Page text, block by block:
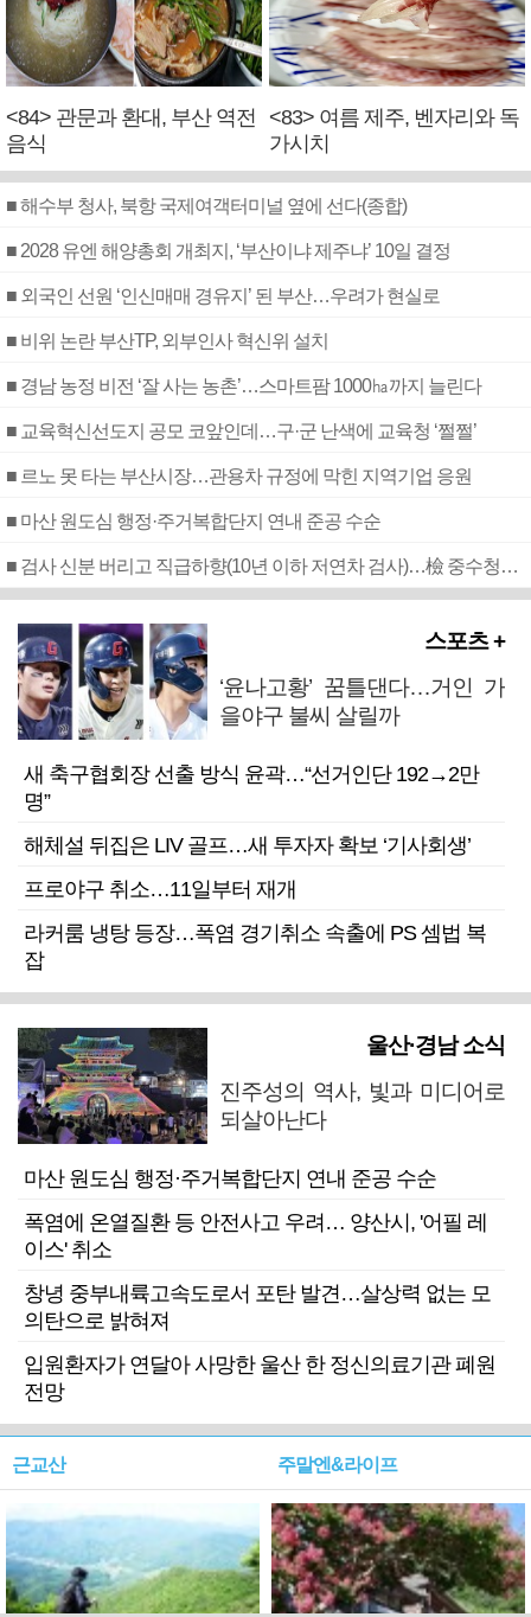
<84> 관문과 환대, 부산 역전
음식
<83> 여름 제주, 벤자리와 독
가시치
■ 해수부 청사, 북항 국제여객터미널 옆에 선다(종합)
■ 2028 유엔 해양총회 개최지, ‘부산이냐 제주냐’ 10일 결정
■ 외국인 선원 ‘인신매매 경유지’ 된 부산…우려가 현실로
■ 비위 논란 부산TP, 외부인사 혁신위 설치
■ 경남 농정 비전 ‘잘 사는 농촌’…스마트팜 1000㏊까지 늘린다
■ 교육혁신선도지 공모 코앞인데…구·군 난색에 교육청 ‘쩔쩔’
■ 르노 못 타는 부산시장…관용차 규정에 막힌 지역기업 응원
■ 마산 원도심 행정·주거복합단지 연내 준공 수순
■ 검사 신분 버리고 직급하향(10년 이하 저연차 검사)…檢 중수청행 기피
스포츠 +
‘윤나고황’ 꿈틀댄다…거인 가
을야구 불씨 살릴까
새 축구협회장 선출 방식 윤곽…“선거인단 192→2만
명”
해체설 뒤집은 LIV 골프…새 투자자 확보 ‘기사회생’
프로야구 취소…11일부터 재개
라커룸 냉탕 등장…폭염 경기취소 속출에 PS 셈법 복
잡
울산·경남 소식
진주성의 역사, 빛과 미디어로
되살아난다
마산 원도심 행정·주거복합단지 연내 준공 수순
폭염에 온열질환 등 안전사고 우려… 양산시, '어필 레
이스' 취소
창녕 중부내륙고속도로서 포탄 발견…살상력 없는 모
의탄으로 밝혀져
입원환자가 연달아 사망한 울산 한 정신의료기관 폐원
전망
근교산 주말엔&라이프